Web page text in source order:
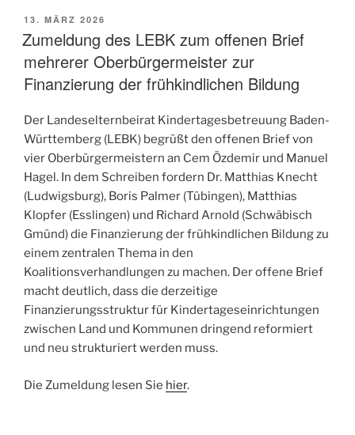
VERÖFFENTLICHT
AM
13. MÄRZ 2026
Zumeldung des LEBK zum offenen Brief
mehrerer Oberbürgermeister zur
Finanzierung der frühkindlichen Bildung
Der Landeselternbeirat Kindertagesbetreuung Baden-
Württemberg (LEBK) begrüßt den offenen Brief von
vier Oberbürgermeistern an Cem Özdemir und Manuel
Hagel. In dem Schreiben fordern Dr. Matthias Knecht
(Ludwigsburg), Boris Palmer (Tübingen), Matthias
Klopfer (Esslingen) und Richard Arnold (Schwäbisch
Gmünd) die Finanzierung der frühkindlichen Bildung zu
einem zentralen Thema in den
Koalitionsverhandlungen zu machen. Der offene Brief
macht deutlich, dass die derzeitige
Finanzierungsstruktur für Kindertageseinrichtungen
zwischen Land und Kommunen dringend reformiert
und neu strukturiert werden muss.
Die Zumeldung lesen Sie hier.